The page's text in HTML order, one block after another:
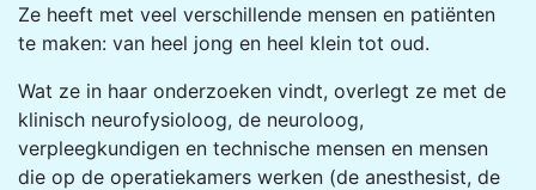
Ze heeft met veel verschillende mensen en patiënten
te maken: van heel jong en heel klein tot oud.
Wat ze in haar onderzoeken vindt, overlegt ze met de
klinisch neurofysioloog, de neuroloog,
verpleegkundigen en technische mensen en mensen
die op de operatiekamers werken (de anesthesist, de